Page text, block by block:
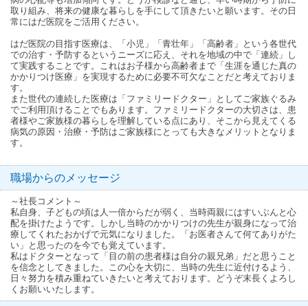
取り組み、将来の健康な暮らしを手にして頂きたいと願います。その日
常にはだ医院をご活用ください。
はだ医院の目指す医療は、「小児」「青壮年」「高齢者」という各世代
での治す・予防するというニーズに応え、それを地域の中で「連続」し
て実践することです。これはお子様から高齢者まで「生涯を通じた真の
かかりつけ医療」を実現するために必要不可欠なことだと考えておりま
す。
また世代の連続した医療は「ファミリードクター」としてご家族ぐるみ
でご利用頂けることでもあります。ファミリードクターの大切さは、患
者様やご家族様の暮らしを理解している点にあり、そこから見えてくる
病気の原因・治療・予防はご家族様にとっても大きなメリットとなりま
す。
職場からのメッセージ
～社長コメント～
私自身、子どもの頃は人一倍からだが弱く、当時両親にはすいぶんと心
配を掛けたようです。しかし当時のかかりつけの先生が親身になって治
療してくれたおかげで元気になりました。「お医者さんて何てありがた
い」と思ったのを今でも覚えています。
私はドクターとなって「目の前の患者様は自分の親兄弟」だと思うこと
を信念としてきました。この心を大切に、当時の先生に近付けるよう、
日々努力を積み重ねていきたいと考えております。どうぞ末長くよろし
くお願いいたします。